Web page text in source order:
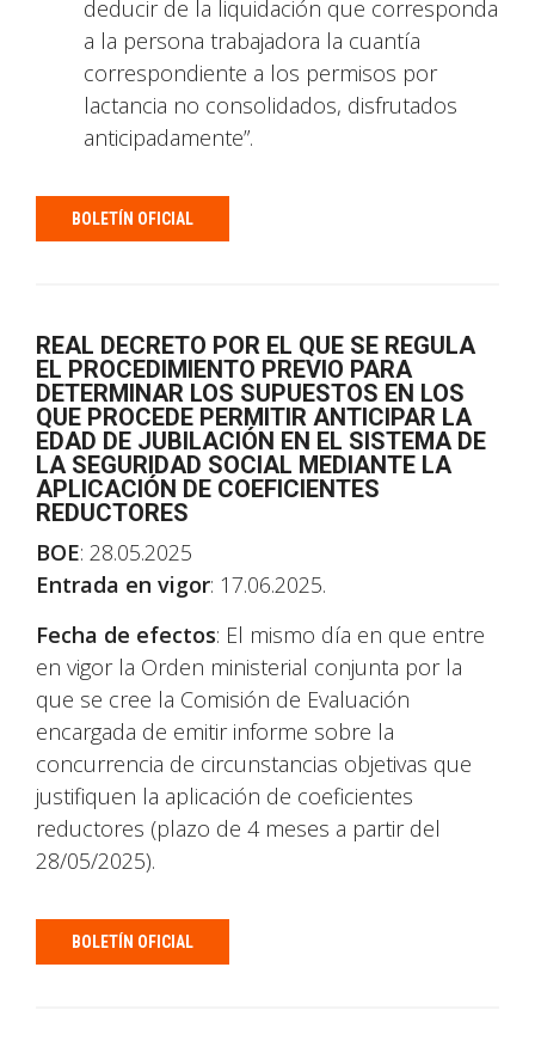
deducir de la liquidación que corresponda
a la persona trabajadora la cuantía
correspondiente a los permisos por
lactancia no consolidados, disfrutados
anticipadamente”.
BOLETÍN OFICIAL
REAL DECRETO POR EL QUE SE REGULA
EL PROCEDIMIENTO PREVIO PARA
DETERMINAR LOS SUPUESTOS EN LOS
QUE PROCEDE PERMITIR ANTICIPAR LA
EDAD DE JUBILACIÓN EN EL SISTEMA DE
LA SEGURIDAD SOCIAL MEDIANTE LA
APLICACIÓN DE COEFICIENTES
REDUCTORES
BOE: 28.05.2025
Entrada en vigor: 17.06.2025.
Fecha de efectos: El mismo día en que entre
en vigor la Orden ministerial conjunta por la
que se cree la Comisión de Evaluación
encargada de emitir informe sobre la
concurrencia de circunstancias objetivas que
justifiquen la aplicación de coeficientes
reductores (plazo de 4 meses a partir del
28/05/2025).
BOLETÍN OFICIAL